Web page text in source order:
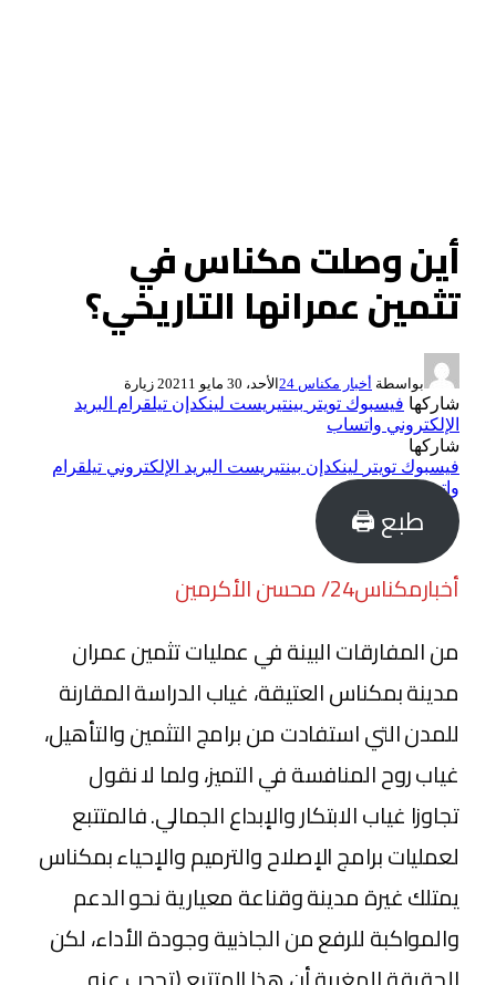
أين وصلت مكناس في
تثمين عمرانها التاريخي؟
بواسطة أخبار مكناس 24 الأحد، 30 مايو 2021 1 زيارة
شاركها فيسبوك تويتر بينتيريست لينكدإن تيلقرام البريد
الإلكتروني واتساب
شاركها
فيسبوك تويتر لينكدإن بينتيريست البريد الإلكتروني تيلقرام
واتساب
طبع 🖨
أخبارمكناس24/ محسن الأكرمين
من المفارقات البينة في عمليات تثمين عمران
مدينة بمكناس العتيقة، غياب الدراسة المقارنة
للمدن التي استفادت من برامج التثمين والتأهيل،
غياب روح المنافسة في التميز، ولما لا نقول
تجاوزا غياب الابتكار والإبداع الجمالي. فالمتتبع
لعمليات برامج الإصلاح والترميم والإحياء بمكناس
يمتلك غيرة مدينة وقناعة معيارية نحو الدعم
والمواكبة للرفع من الجاذبية وجودة الأداء، لكن